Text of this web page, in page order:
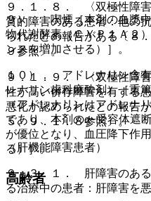
９）． 喫煙［本剤の血漿
物代謝酵素（ＣＹＰ１Ａ２
ンスを増加させる）］。
１０）． アドレナリン含
レナリン歯科麻酔剤）［重
（アドレナリンはアドレナ
であり、本剤のα−受容体遮
が優位となり、血圧降下作
る）］。
高齢者
９．１．８． 〈双極性障
質的障害のある患者：他の
られたとの報告がある〔８
９参照〕。
９．１．９． 〈双極性障
性が高い併存障害を有する
悪化が認められたとの報告
５、９．１．８参照〕。
（肝機能障害患者）
９．３．１． 肝障害のあ
る治療中の患者：肝障害を